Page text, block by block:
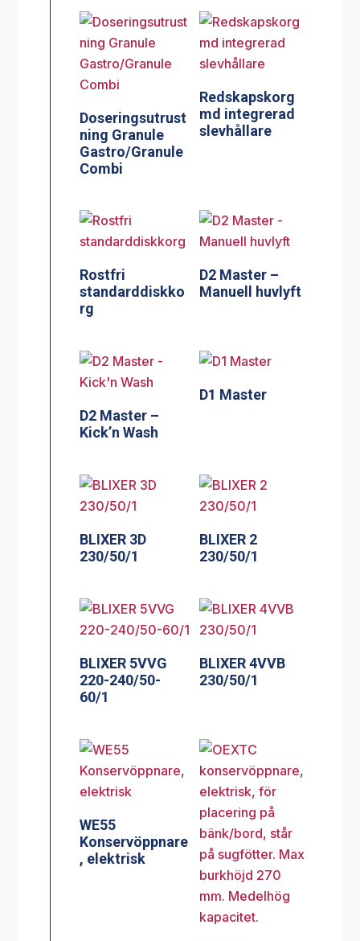
Doseringsutrust
ning Granule
Gastro/Granule
Combi
Redskapskorg
md integrerad
slevhållare
Rostfri
standarddiskko
rg
D2 Master –
Manuell huvlyft
D2 Master –
Kick’n Wash
D1 Master
BLIXER 3D
230/50/1
BLIXER 2
230/50/1
BLIXER 5VVG
220-240/50-
60/1
BLIXER 4VVB
230/50/1
WE55
Konservöppnare
, elektrisk